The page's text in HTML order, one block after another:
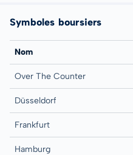
Symboles boursiers
Nom
Over The Counter
Düsseldorf
Frankfurt
Hamburg